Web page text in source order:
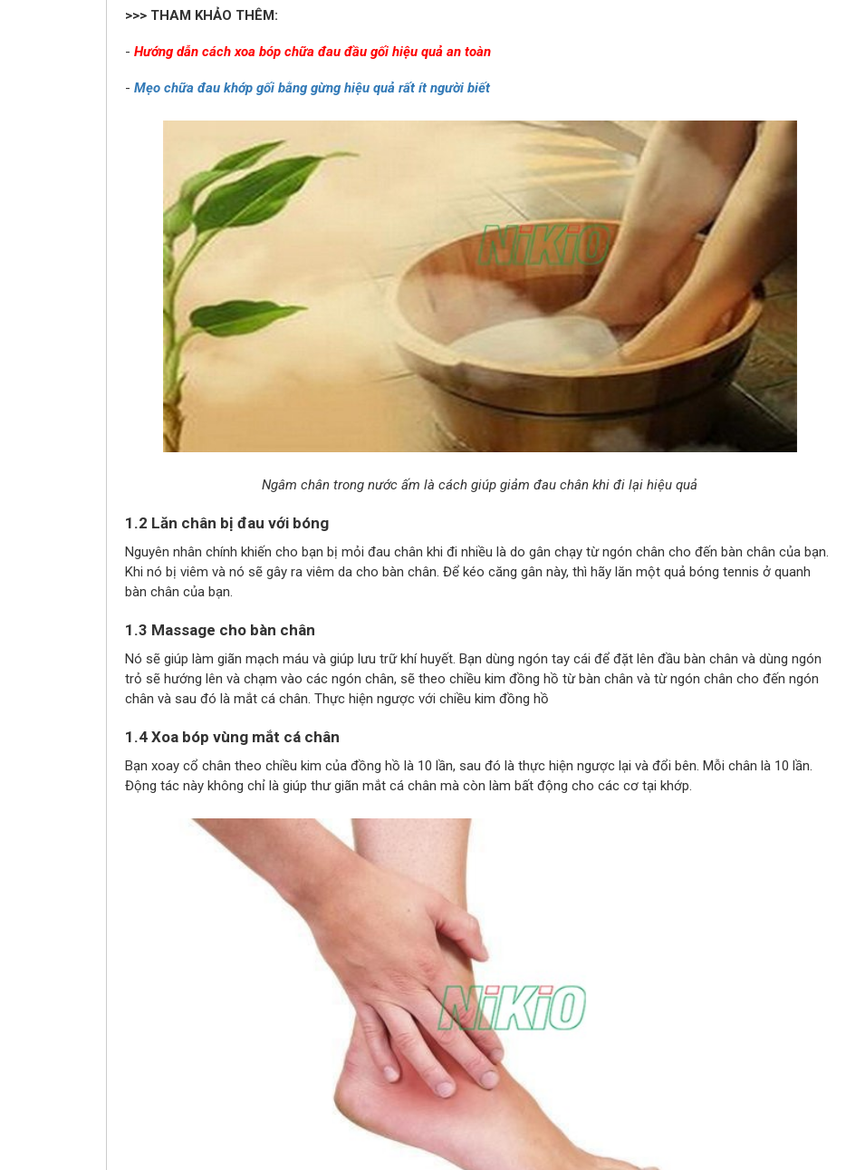
>>> THAM KHẢO THÊM:
- Hướng dẫn cách xoa bóp chữa đau đầu gối hiệu quả an toàn
- Mẹo chữa đau khớp gối bằng gừng hiệu quả rất ít người biết
Ngâm chân trong nước ấm là cách giúp giảm đau chân khi đi lại hiệu quả
1.2 Lăn chân bị đau với bóng
Nguyên nhân chính khiến cho bạn bị mỏi đau chân khi đi nhiều là do gân chạy từ ngón chân cho đến bàn chân của bạn.
Khi nó bị viêm và nó sẽ gây ra viêm da cho bàn chân. Để kéo căng gân này, thì hãy lăn một quả bóng tennis ở quanh
bàn chân của bạn.
1.3 Massage cho bàn chân
Nó sẽ giúp làm giãn mạch máu và giúp lưu trữ khí huyết. Bạn dùng ngón tay cái để đặt lên đầu bàn chân và dùng ngón
trỏ sẽ hướng lên và chạm vào các ngón chân, sẽ theo chiều kim đồng hồ từ bàn chân và từ ngón chân cho đến ngón
chân và sau đó là mắt cá chân. Thực hiện ngược với chiều kim đồng hồ
1.4 Xoa bóp vùng mắt cá chân
Bạn xoay cổ chân theo chiều kim của đồng hồ là 10 lần, sau đó là thực hiện ngược lại và đổi bên. Mỗi chân là 10 lần.
Động tác này không chỉ là giúp thư giãn mắt cá chân mà còn làm bất động cho các cơ tại khớp.